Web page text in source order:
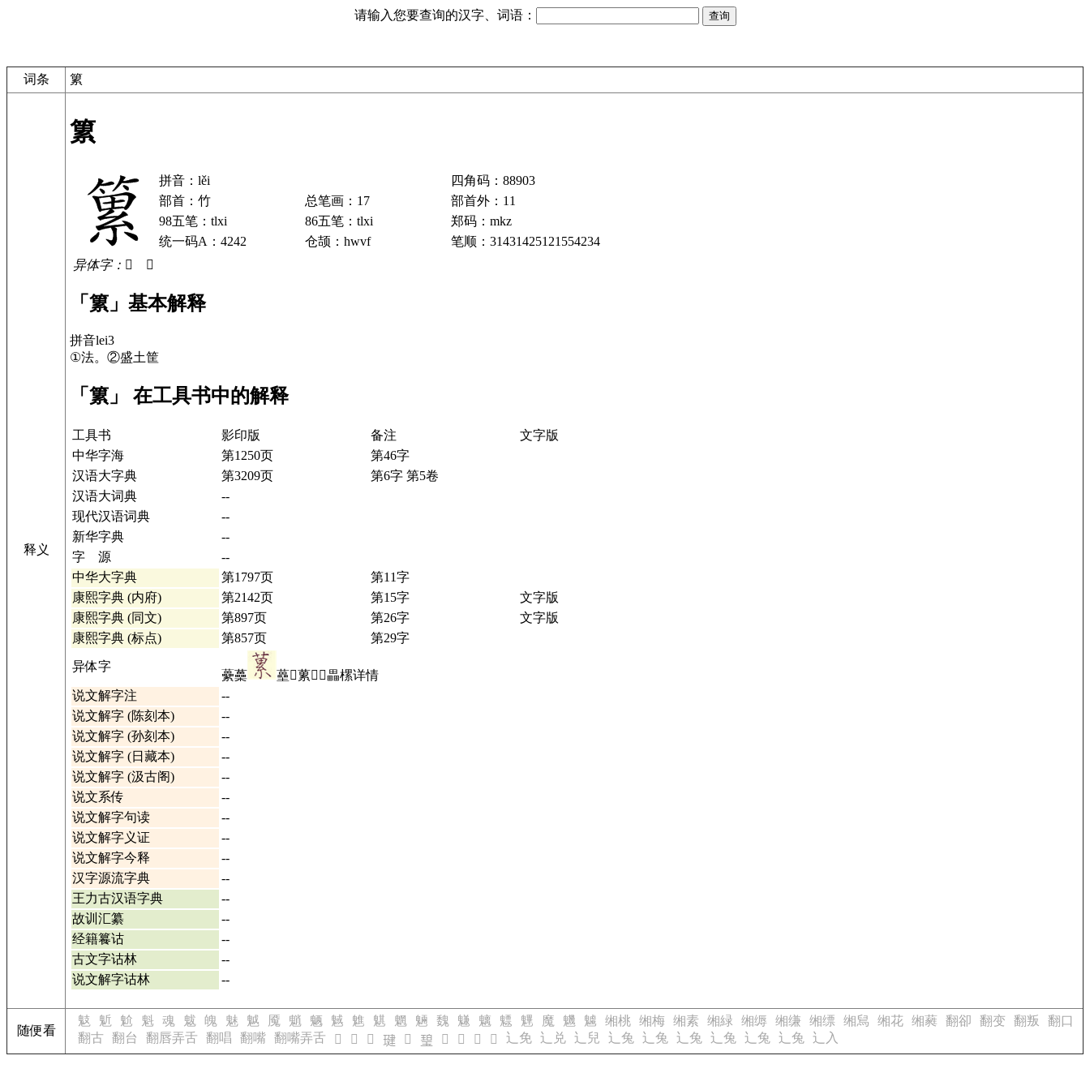
请输入您要查询的汉字、词语：
词条 䉂
释义
䉂
拼音：lěi
四角码：88903
部首：竹
总笔画：17
部首外：11
98五笔：tlxi
86五笔：tlxi
郑码：mkz
统一码A：4242
仓颉：hwvf
笔顺：31431425121554234
异体字：𥳮 𥸕
「䉂」基本解释
拼音lei3
①法。②盛土筐
「䉂」 在工具书中的解释
工具书 影印版 备注
文字版
中华字海
第1250页
第46字
汉语大字典
第3209页
第6字 第5卷
汉语大词典
--
现代汉语词典
--
新华字典
--
字 源
--
中华大字典
第1797页
第11字
康熙字典 (内府)
第2142页 第15字
文字版
康熙字典 (同文)
第897页 第26字
文字版
康熙字典 (标点)
第857页 第29字
异体字
虆蘽
蘲𦿌蔂𦶖𥸕畾樏详情
说文解字注
--
说文解字 (陈刻本)
--
说文解字 (孙刻本)
--
说文解字 (日藏本)
--
说文解字 (汲古阁)
--
说文系传
--
说文解字句读
--
说文解字义证
--
说文解字今释
--
汉字源流字典
--
王力古汉语字典
--
故训汇纂
--
经籍籑诂
--
古文字诂林
--
说文解字诂林
--
随便看
鬾 鬿 魀 魁 魂 魃 魄 魅 魆 魇 魈 魉 魊 魋 魌 魍 魎 魏 魐 魑 魒 魓 魔 魕 魖 缃桃 缃梅 缃素 缃緑 缃缛 缃缣 缃缥 缃舃 缃花 缃蕤 翻卻 翻变 翻叛
翻口
翻古 翻台 翻唇弄舌 翻唱 翻嘴 翻嘴弄舌 𤧠 𤧡 𤧢 𤧣 𤧤 𤧥 𤧦 𤧧 𤧨 𤧩 辶免 辶兑 辶兒 辶兔 辶兔 辶兔 辶兔 辶兔 辶兔 辶入